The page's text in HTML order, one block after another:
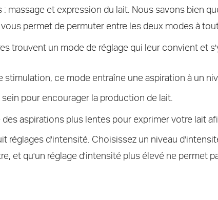
massage et expression du lait. Nous savons bien
permet de permuter entre les deux modes à
trouvent un mode de réglage qui leur convient et
stimulation, ce mode entraîne une aspiration à un
pour encourager la production de lait.
aspirations plus lentes pour exprimer votre lait
réglages d'intensité. Choisissez un niveau
et qu'un réglage d'intensité plus élevé ne permet